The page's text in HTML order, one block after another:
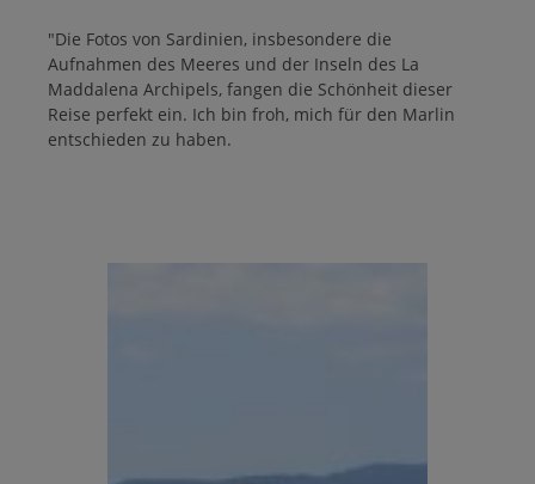
"Die Fotos von Sardinien, insbesondere die
Aufnahmen des Meeres und der Inseln des La
Maddalena Archipels, fangen die Schönheit dieser
Reise perfekt ein. Ich bin froh, mich für den Marlin
entschieden zu haben.